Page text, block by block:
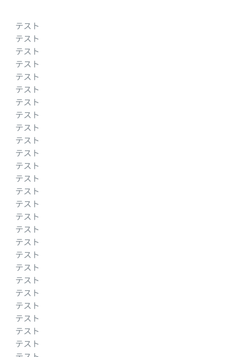
テスト
テスト
テスト
テスト
テスト
テスト
テスト
テスト
テスト
テスト
テスト
テスト
テスト
テスト
テスト
テスト
テスト
テスト
テスト
テスト
テスト
テスト
テスト
テスト
テスト
テスト